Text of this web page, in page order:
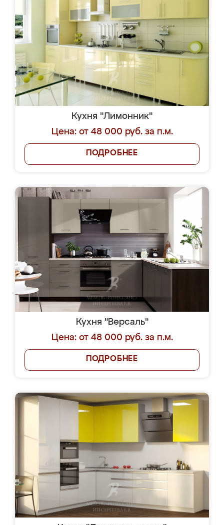
Кухня "Лимонник"
Цена: от 48 000 руб. за п.м.
ПОДРОБНЕЕ
Кухня "Версаль"
Цена: от 48 000 руб. за п.м.
ПОДРОБНЕЕ